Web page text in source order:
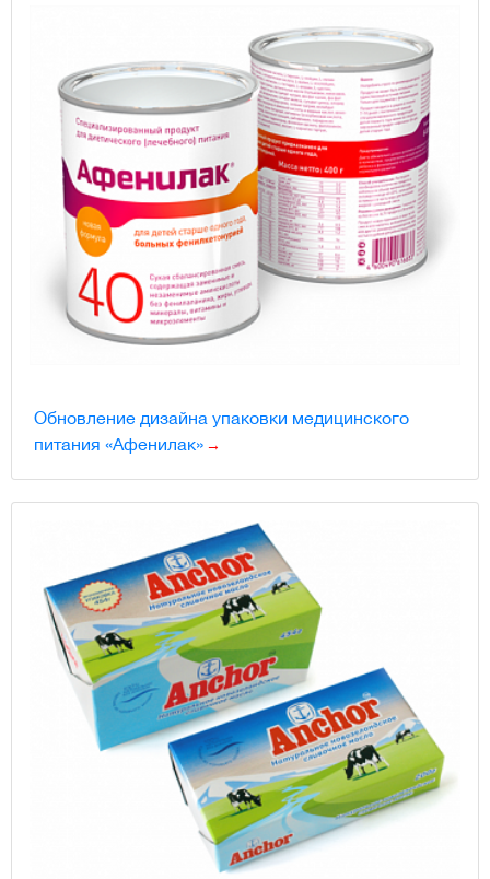
Обновление дизайна упаковки медицинского
питания «Афенилак»